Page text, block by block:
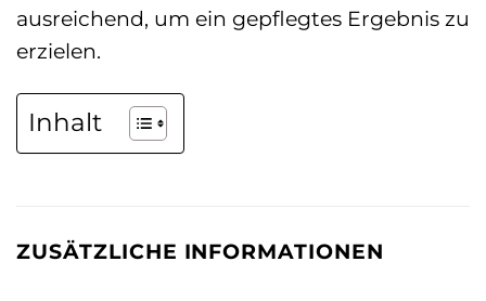
ausreichend, um ein gepflegtes Ergebnis zu
erzielen.
Inhalt
ZUSÄTZLICHE INFORMATIONEN